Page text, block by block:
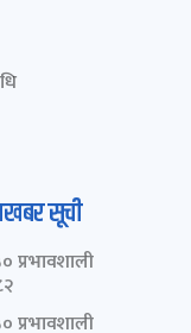
सूची
प्रभावशाली
प्रभावशाली